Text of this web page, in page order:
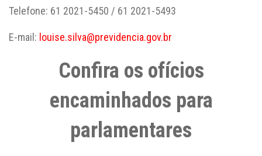
Telefone: 61 2021-5450 / 61 2021-5493
E-mail: louise.silva@previdencia.gov.br
Confira os ofícios
encaminhados para
parlamentares